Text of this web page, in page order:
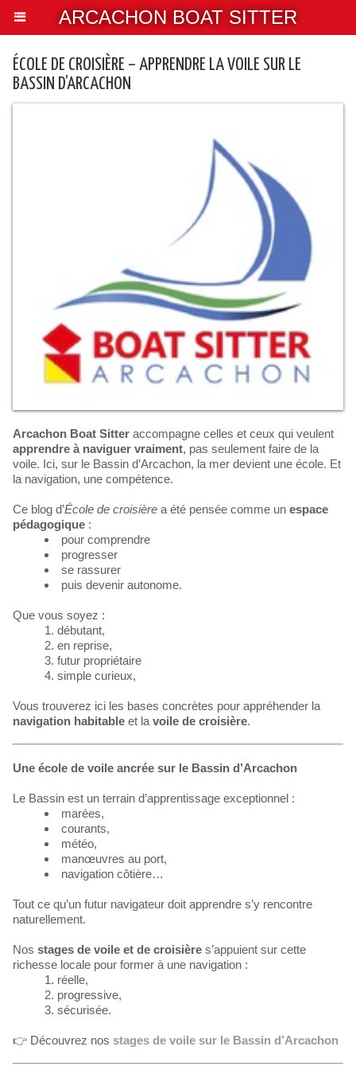
ARCACHON BOAT SITTER
ÉCOLE DE CROISIÈRE – APPRENDRE LA VOILE SUR LE
BASSIN D’ARCACHON
Arcachon Boat Sitter accompagne celles et ceux qui veulent
apprendre à naviguer vraiment, pas seulement faire de la
voile. Ici, sur le Bassin d’Arcachon, la mer devient une école. Et
la navigation, une compétence.
Ce blog d’École de croisière a été pensée comme un espace
pédagogique :
pour comprendre
progresser
se rassurer
puis devenir autonome.
Que vous soyez :
débutant,
en reprise,
futur propriétaire
simple curieux,
Vous trouverez ici les bases concrètes pour appréhender la
navigation habitable et la voile de croisière.
Une école de voile ancrée sur le Bassin d’Arcachon
Le Bassin est un terrain d’apprentissage exceptionnel :
marées,
courants,
météo,
manœuvres au port,
navigation côtière…
Tout ce qu’un futur navigateur doit apprendre s’y rencontre
naturellement.
Nos stages de voile et de croisière s’appuient sur cette
richesse locale pour former à une navigation :
réelle,
progressive,
sécurisée.
👉 Découvrez nos stages de voile sur le Bassin d’Arcachon